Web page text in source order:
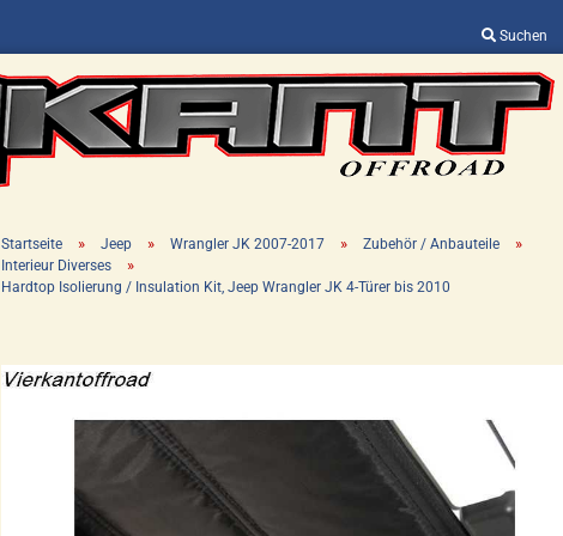
Suchen
Sprache auswählen
Lieferland
Konto erstellen
Startseite » Jeep » Wrangler JK 2007-2017 » Zubehör / Anbauteile »
Interieur Diverses »
Hardtop Isolierung / Insulation Kit, Jeep Wrangler JK 4-Türer bis 2010